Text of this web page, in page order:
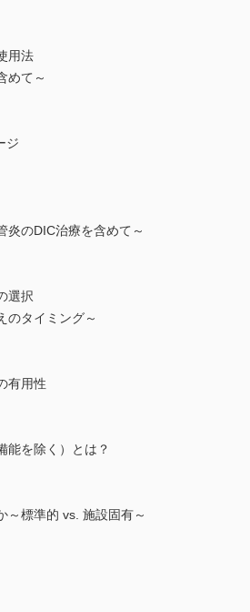
用法
めて～
ジ
炎のDIC治療を含めて～
選択
のタイミング～
有用性
能を除く）とは？
～標準的 vs. 施設固有～